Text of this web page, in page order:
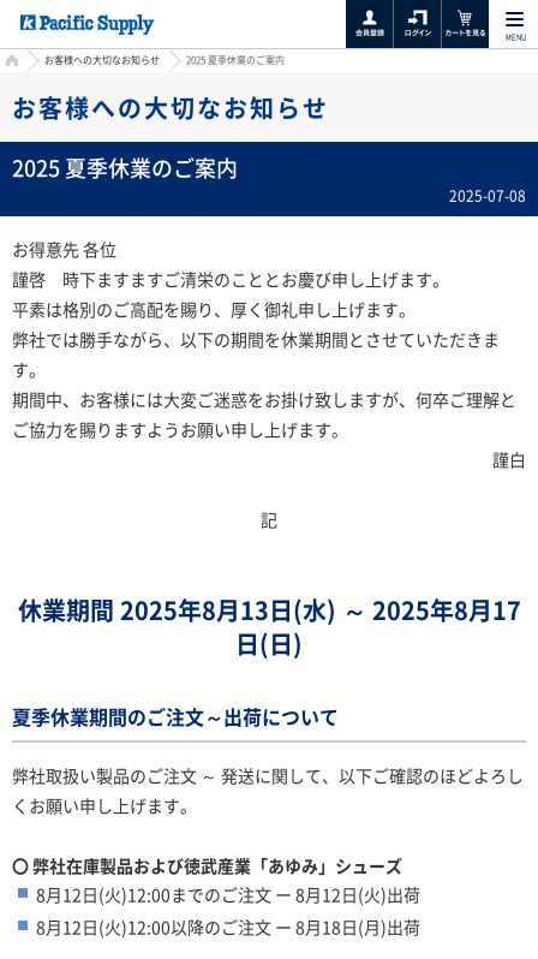
MENU
HOMEお客様への大切なお知らせ 2025 夏季休業のご案内
お客様への大切なお知らせ
2025 夏季休業のご案内
2025-07-08
お得意先 各位
謹啓 時下ますますご清栄のこととお慶び申し上げます。
平素は格別のご高配を賜り、厚く御礼申し上げます。
弊社では勝手ながら、以下の期間を休業期間とさせていただきま
す。
期間中、お客様には大変ご迷惑をお掛け致しますが、何卒ご理解と
ご協力を賜りますようお願い申し上げます。
謹白
記
休業期間 2025年8月13日(水) ～ 2025年8月17
日(日)
夏季休業期間のご注文～出荷について
弊社取扱い製品のご注文 ～ 発送に関して、以下ご確認のほどよろし
くお願い申し上げます。
〇 弊社在庫製品および徳武産業「あゆみ」シューズ
8月12日(火)12:00までのご注文 ー 8月12日(火)出荷
8月12日(火)12:00以降のご注文 ー 8月18日(月)出荷